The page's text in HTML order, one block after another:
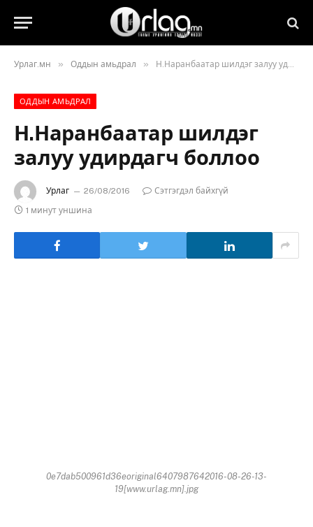
Урлаг.мн » Оддын амьдрал » Н.Наранбаатар шилдэг залуу удирдагч боллоо
ОДДЫН АМЬДРАЛ
Н.Наранбаатар шилдэг
залуу удирдагч боллоо
Урлаг 26/08/2016
Сэтгэгдэл байхгүй
1 минут уншина
0e7dab500961d36eoriginal6407987642016-08-26-13-
19[www.urlag.mn].jpg